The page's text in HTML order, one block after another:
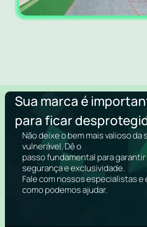
Sua marca é
para ficar
Não deixe o bem mais valioso da
vulnerável. Dê o
passo fundamental para garantir
segurança e exclusividade.
Fale com nossos especialistas
como podemos ajudar.